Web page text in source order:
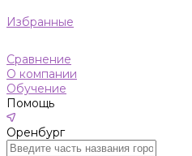
Избранные
Сравнение
О компании
Обучение
Помощь
Оренбург